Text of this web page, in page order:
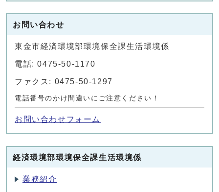
お問い合わせ
東金市経済環境部環境保全課生活環境係
電話: 0475-50-1170
ファクス: 0475-50-1297
電話番号のかけ間違いにご注意ください！
お問い合わせフォーム
経済環境部環境保全課生活環境係
業務紹介